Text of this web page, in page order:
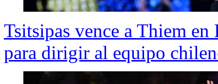
Tsitsipas vence a Thiem
para dirigir al equipo